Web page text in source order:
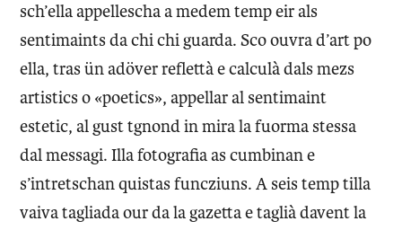
sch’ella appellescha a medem temp eir als
sentimaints da chi chi guarda. Sco ouvra d’art po
ella, tras ün adöver reflettà e calculà dals mezs
artistics o «poetics», appellar al sentimaint
estetic, al gust tgnond in mira la fuorma stessa
dal messagi. Illa fotografia as cumbinan e
s’intretschan quistas funcziuns. A seis temp tilla
vaiva tagliada our da la gazetta e taglià davent la